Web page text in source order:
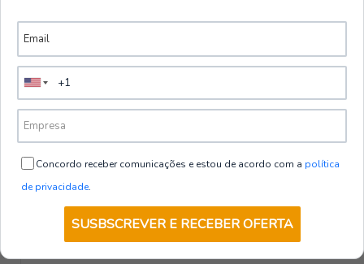
4.5
VER OPCIONES
Pantalones cortos CRAFT de alta
visibilidad | Payper
€21,00
VER OPCIONES
Concordo receber comunicações e estou de acordo com a política
de privacidade.
SUSBSCREVER E RECEBER OFERTA